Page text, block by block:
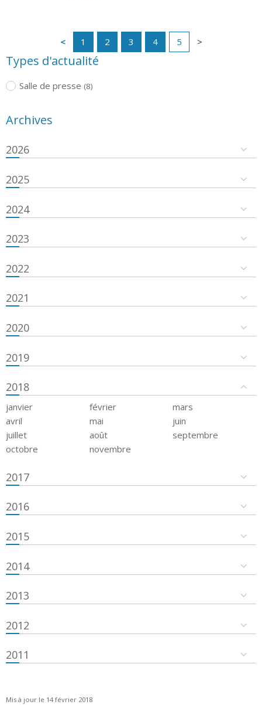
1 2 3 4 5
Types d'actualité
Salle de presse (8)
Archives
2026
2025
2024
2023
2022
2021
2020
2019
2018
janvier février
mars
avril
mai
juin
juillet
août
septembre
octobre
novembre
2017
2016
2015
2014
2013
2012
2011
Mis à jour le 14 février 2018